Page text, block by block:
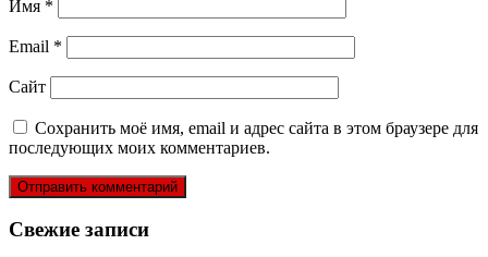
Имя *
Email *
Сайт
Сохранить моё имя, email и адрес сайта в этом браузере для
последующих моих комментариев.
Свежие записи